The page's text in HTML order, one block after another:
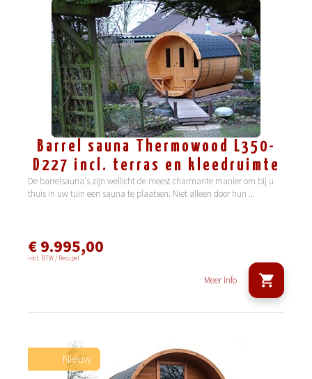
Barrel sauna Thermowood L350-
D227 incl. terras en kleedruimte
De barrelsauna's zijn wellicht de meest charmante manier om bij u
thuis in uw tuin een sauna te plaatsen. Niet alleen door hun ...
€ 9.995,00
incl. BTW / Recupel
Meer info
Nieuw